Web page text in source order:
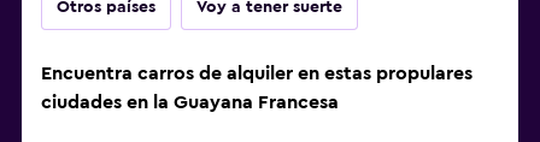
Otros países Voy a tener suerte
Encuentra carros de alquiler en estas propulares
ciudades en la Guayana Francesa